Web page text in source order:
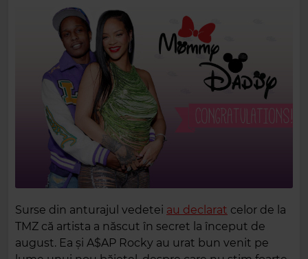
Surse din anturajul vedetei au declarat celor de la
TMZ că artista a născut în secret la început de
august. Ea și A$AP Rocky au urat bun venit pe